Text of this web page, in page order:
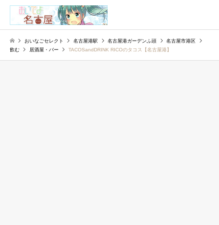
おいなごセレクト 名古屋港駅 名古屋港ガーデンふ頭
名古屋市港区
飲む
居酒屋・バー TACOSandDRINK RICOのタコス【名古屋港】